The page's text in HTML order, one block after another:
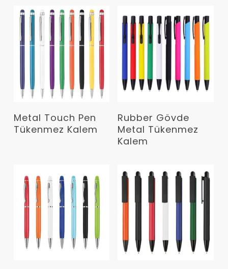
Devamını Oku
Metal Touch Pen
Tükenmez Kalem
Devamını Oku
Rubber Gövde
Metal Tükenmez
Kalem